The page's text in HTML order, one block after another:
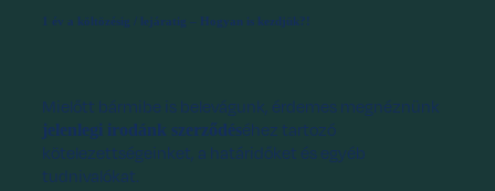
1 év a költözésig / lejáratig – Hogyan is kezdjük?!
Mielőtt bármibe is belevágunk, érdemes megnéznünk
jelenlegi irodánk szerződéséhez tartozó
kötelezettségeinket, a határidőket és egyéb
tudnivalókat.